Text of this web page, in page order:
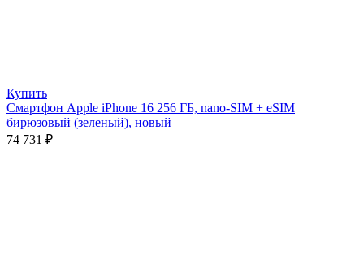
Купить
Смартфон Apple iPhone 16 256 ГБ, nano-SIM + eSIM
бирюзовый (зеленый), новый
74 731 ₽